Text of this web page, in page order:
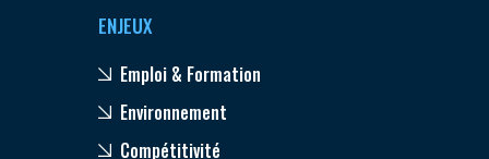
ENJEUX
Emploi & Formation
Environnement
Compétitivité